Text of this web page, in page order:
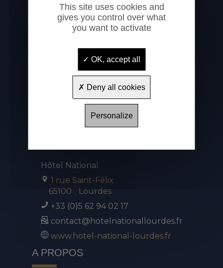
Hôtel National
1 rue Saint-Félix
65100
Lourdes
+33 (0)5 62 94 02 17
contact@hotelnationallourdes.fr
www.hotel-national-lourdes.fr
A PROPOS
This site uses cookies and
gives you control over what
you want to activate
OK, accept all
Deny all cookies
Personalize